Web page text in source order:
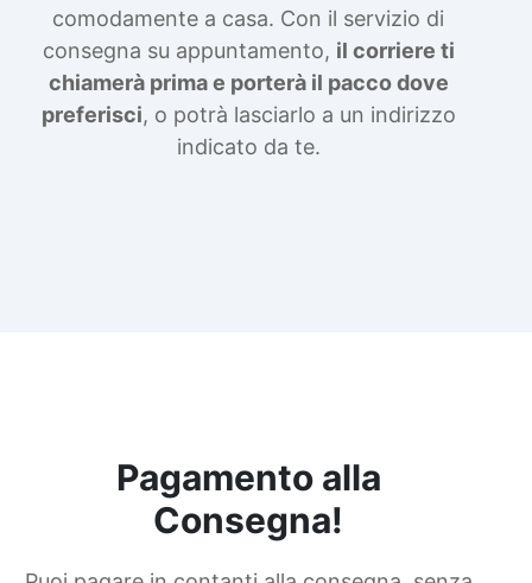
comodamente a casa. Con il servizio di
consegna su appuntamento, il corriere ti
chiamerà prima e porterà il pacco dove
preferisci, o potrà lasciarlo a un indirizzo
indicato da te.
Pagamento alla
Consegna!